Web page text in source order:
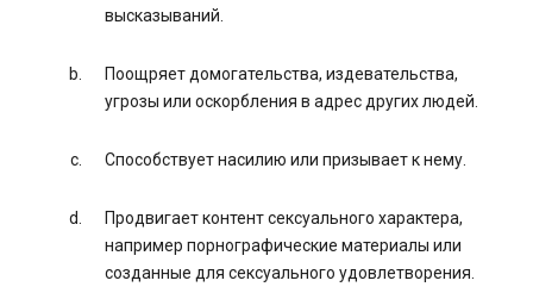
высказываний.
Поощряет домогательства, издевательства,
угрозы или оскорбления в адрес других людей.
Способствует насилию или призывает к нему.
Продвигает контент сексуального характера,
например порнографические материалы или
созданные для сексуального удовлетворения.